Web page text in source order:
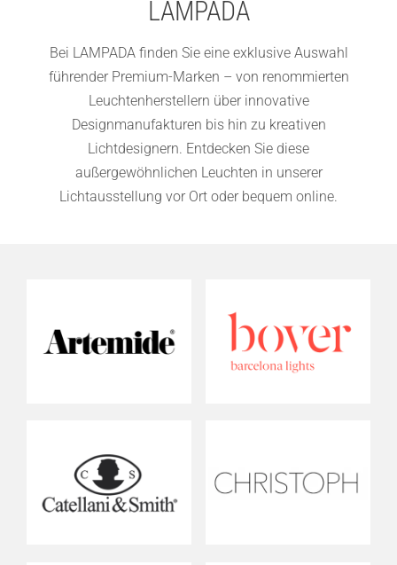
LAMPADA
Bei LAMPADA finden Sie eine exklusive Auswahl
führender Premium-Marken – von renommierten
Leuchtenherstellern über innovative
Designmanufakturen bis hin zu kreativen
Lichtdesignern. Entdecken Sie diese
außergewöhnlichen Leuchten in unserer
Lichtausstellung vor Ort oder bequem online.